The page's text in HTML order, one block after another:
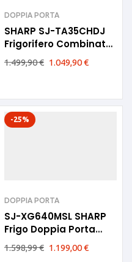
DOPPIA PORTA
SHARP SJ-TA35CHDJ
Frigorifero Combinato
587lt E BEIGE
1.499,90€ 1.049,90€
-25%
DOPPIA PORTA
SJ-XG640MSL SHARP
Frigo Doppia Porta
Inverter Inox 510litri E
82cm
1.598,99€ 1.199,00€